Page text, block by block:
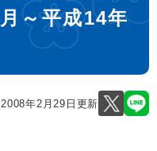
～平成14年
年2月29日更新